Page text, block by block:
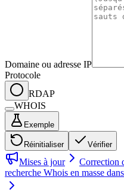
Domaine ou adresse IP
Protocole
RDAP
WHOIS
Exemple
Réinitialiser Vérifier
Mises à jour
Correction
recherche Whois en masse